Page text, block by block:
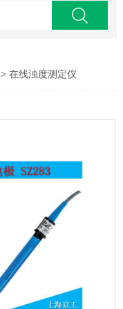
>在线浊度测定仪